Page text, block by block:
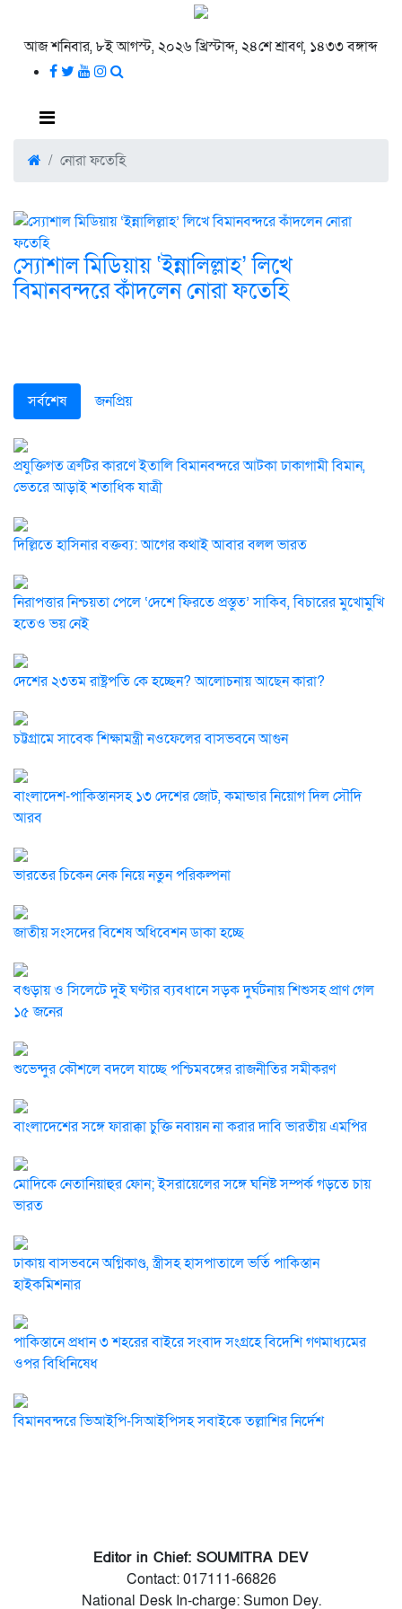
আজ শনিবার, ৮ই আগস্ট, ২০২৬ খ্রিস্টাব্দ, ২৪শে শ্রাবণ, ১৪৩৩ বঙ্গাব্দ
নোরা ফতেহি
স্যোশাল মিডিয়ায় ‘ইন্নালিল্লাহ’ লিখে
বিমানবন্দরে কাঁদলেন নোরা ফতেহি
সর্বশেষ জনপ্রিয়
প্রযুক্তিগত ত্রুটির কারণে ইতালি বিমানবন্দরে আটকা ঢাকাগামী বিমান,
ভেতরে আড়াই শতাধিক যাত্রী
দিল্লিতে হাসিনার বক্তব্য: আগের কথাই আবার বলল ভারত
নিরাপত্তার নিশ্চয়তা পেলে ‘দেশে ফিরতে প্রস্তুত’ সাকিব, বিচারের মুখোমুখি
হতেও ভয় নেই
দেশের ২৩তম রাষ্ট্রপতি কে হচ্ছেন? আলোচনায় আছেন কারা?
চট্টগ্রামে সাবেক শিক্ষামন্ত্রী নওফেলের বাসভবনে আগুন
বাংলাদেশ-পাকিস্তানসহ ১৩ দেশের জোট, কমান্ডার নিয়োগ দিল সৌদি
আরব
ভারতের চিকেন নেক নিয়ে নতুন পরিকল্পনা
জাতীয় সংসদের বিশেষ অধিবেশন ডাকা হচ্ছে
বগুড়ায় ও সিলেটে দুই ঘণ্টার ব্যবধানে সড়ক দুর্ঘটনায় শিশুসহ প্রাণ গেল
১৫ জনের
শুভেন্দুর কৌশলে বদলে যাচ্ছে পশ্চিমবঙ্গের রাজনীতির সমীকরণ
বাংলাদেশের সঙ্গে ফারাক্কা চুক্তি নবায়ন না করার দাবি ভারতীয় এমপির
মোদিকে নেতানিয়াহুর ফোন; ইসরায়েলের সঙ্গে ঘনিষ্ট সম্পর্ক গড়তে চায়
ভারত
ঢাকায় বাসভবনে অগ্নিকাণ্ড, স্ত্রীসহ হাসপাতালে ভর্তি পাকিস্তান
হাইকমিশনার
পাকিস্তানে প্রধান ৩ শহরের বাইরে সংবাদ সংগ্রহে বিদেশি গণমাধ্যমের
ওপর বিধিনিষেধ
বিমানবন্দরে ভিআইপি-সিআইপিসহ সবাইকে তল্লাশির নির্দেশ
Editor in Chief: SOUMITRA DEV
Contact: 017111-66826
National Desk In-charge: Sumon Dey.